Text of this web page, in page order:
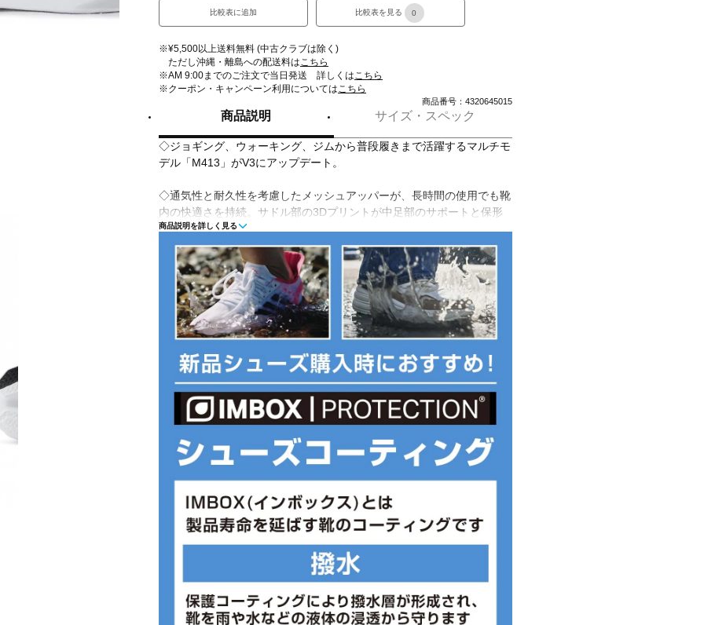
比較表に追加 比較表を見る 0
※¥5,500以上送料無料 (中古クラブは除く)
ただし沖縄・離島への配送料はこちら
※AM 9:00までのご注文で当日発送 詳しくはこちら
※クーポン・キャンペーン利用についてはこちら
商品番号：4320645015
商品説明 サイズ・スペック
◇ジョギング、ウォーキング、ジムから普段履きまで活躍するマルチモ
デル「M413」がV3にアップデート。
◇通気性と耐久性を考慮したメッシュアッパーが、長時間の使用でも靴
内の快適さを持続。サドル部の3Dプリントが中足部のサポートと保形
性を確保し、薄底ミッドソールがクッション性と抜群の軽さを実現。足
裏のワイド設計が左右の動きにも安定感をもたらし、健康維持の運動か
ら通勤、通学まで幅広く足元をサポートします。
■カラー(メーカー表記):
ブラック×ホワイト(LK3:BLACK/WHITE)
■甲材(アッパー):合成繊維
■底材(ソール):ゴム底
■用途:ジョギング
■形状:紐
■ワイズ:2E
■片足重量:200g
■生産国:インドネシア ベトナム
商品説明を詳しく見る